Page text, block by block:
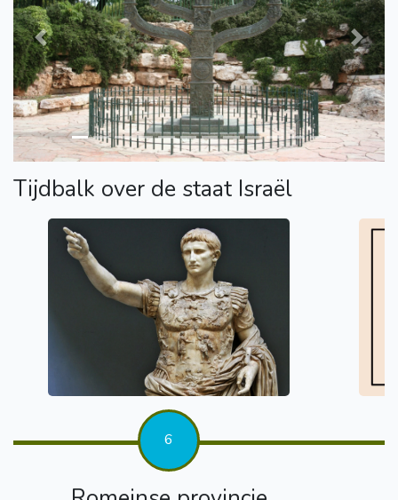
Previous Next
Tijdbalk over de staat Israël
6